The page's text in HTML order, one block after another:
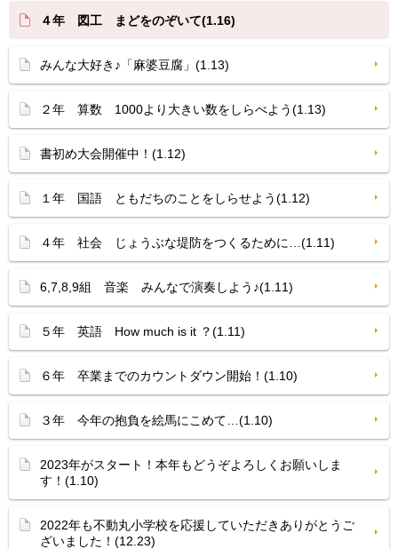
４年 図工 まどをのぞいて(1.16)
みんな大好き♪「麻婆豆腐」(1.13)
２年 算数 1000より大きい数をしらべよう(1.13)
書初め大会開催中！(1.12)
１年 国語 ともだちのことをしらせよう(1.12)
４年 社会 じょうぶな堤防をつくるために…(1.11)
6,7,8,9組 音楽 みんなで演奏しよう♪(1.11)
５年 英語 How much is it ？(1.11)
６年 卒業までのカウントダウン開始！(1.10)
３年 今年の抱負を絵馬にこめて…(1.10)
2023年がスタート！本年もどうぞよろしくお願いしま
す！(1.10)
2022年も不動丸小学校を応援していただきありがとうご
ざいました！(12.23)